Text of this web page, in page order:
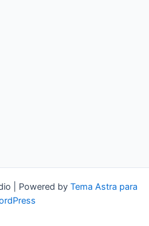
| Powered by Tema Astra para